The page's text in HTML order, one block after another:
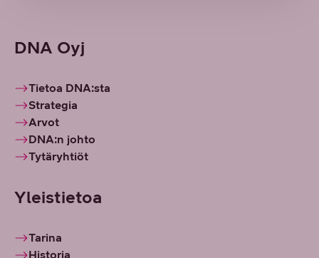
DNA Oyj
Tietoa DNA:sta
Strategia
Arvot
DNA:n johto
Tytäryhtiöt
Yleistietoa
Tarina
Historia